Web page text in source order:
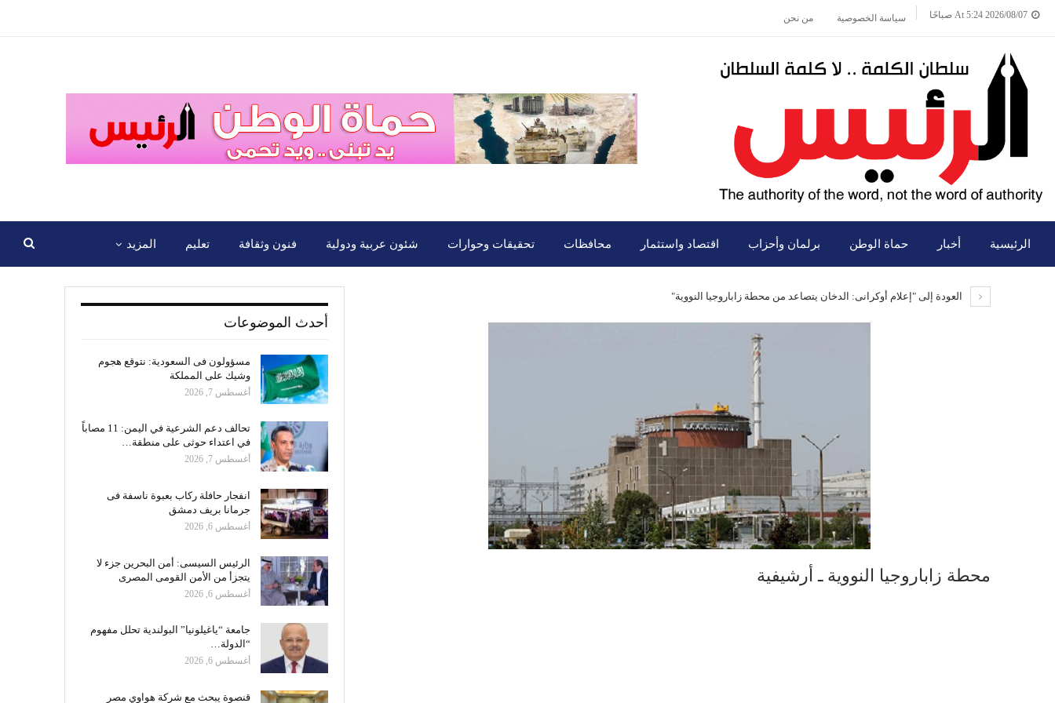
2026/08/07 At 5:24 صباحًا سياسة الخصوصية من نحن
الرئيسية أخبار حماة الوطن برلمان وأحزاب اقتصاد واستثمار محافظات تحقيقات وحوارات شئون عربية ودولية فنون وثقافة تعليم المزيد
العودة إلى "إعلام أوكرانى: الدخان يتصاعد من محطة زاباروجيا النووية"
محطة زاباروجيا النووية ـ أرشيفية
أحدث الموضوعات
مسؤولون فى السعودية: نتوقع هجوم
وشيك على المملكة
أغسطس 7, 2026
تحالف دعم الشرعية في اليمن: 11 مصاباً
في اعتداء حوثى على منطقة…
أغسطس 7, 2026
انفجار حافلة ركاب بعبوة ناسفة فى
جرمانا بريف دمشق
أغسطس 6, 2026
الرئيس السيسى: أمن البحرين جزء لا
يتجزأ من الأمن القومى المصرى
أغسطس 6, 2026
جامعة “ياغيلونيا” البولندية تحلل مفهوم
“الدولة…
أغسطس 6, 2026
قنصوة يبحث مع شركة هواوي مصر